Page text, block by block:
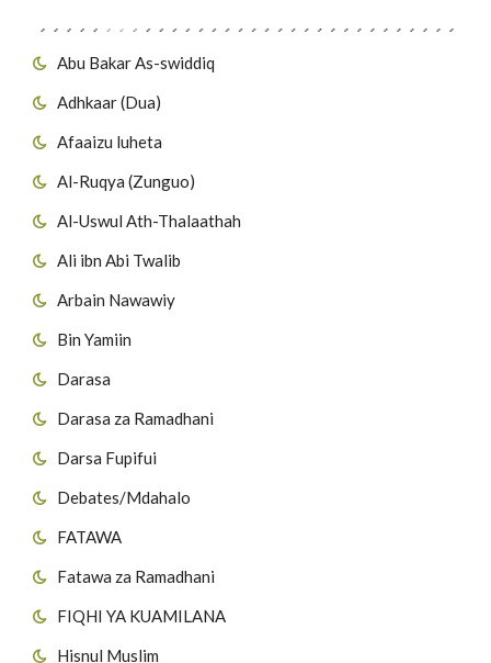
Abu Bakar As-swiddiq
Adhkaar (Dua)
Afaaizu luheta
Al-Ruqya (Zunguo)
Al-Uswul Ath-Thalaathah
Ali ibn Abi Twalib
Arbain Nawawiy
Bin Yamiin
Darasa
Darasa za Ramadhani
Darsa Fupifui
Debates/Mdahalo
FATAWA
Fatawa za Ramadhani
FIQHI YA KUAMILANA
Hisnul Muslim